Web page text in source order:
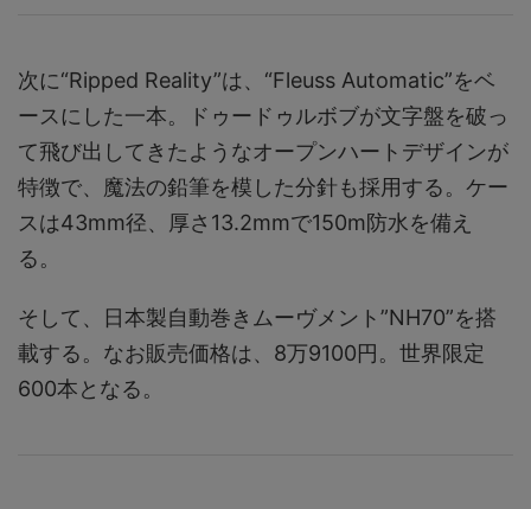
次に“Ripped Reality”は、“Fleuss Automatic”をベ
ースにした一本。ドゥードゥルボブが文字盤を破っ
て飛び出してきたようなオープンハートデザインが
特徴で、魔法の鉛筆を模した分針も採用する。ケー
スは43mm径、厚さ13.2mmで150m防水を備え
る。
そして、日本製自動巻きムーヴメント”NH70”を搭
載する。なお販売価格は、8万9100円。世界限定
600本となる。